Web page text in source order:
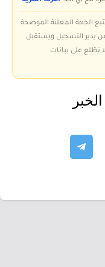
تتبع الجهة المعلنة الموضحة
يدير التسجيل ويستقبل
نطّلع على بيانات